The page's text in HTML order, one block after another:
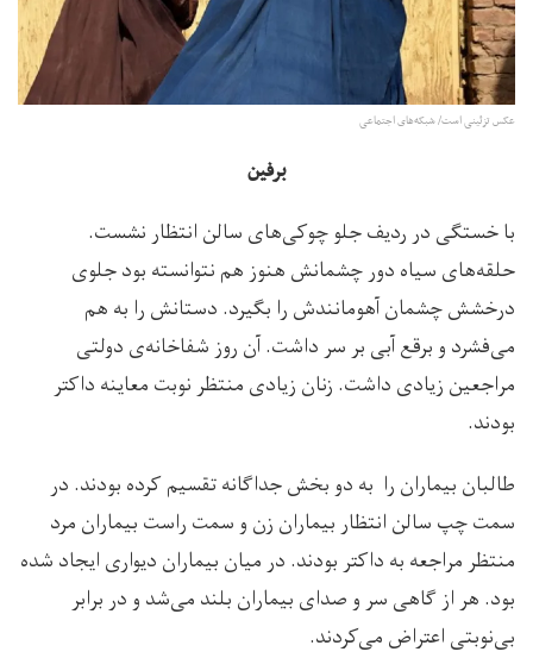
عکس تزئینی است/ شبکه‌های اجتماعی
برفین
با خستگی در ردیف جلو چوکی‌های سالن انتظار نشست.
حلقه‌های سیاه دور چشمانش هنوز هم نتوانسته بود جلوی
درخشش چشمان آهومانندش را بگیرد. دستانش را به هم
می‌فشرد و برقع آبی بر سر داشت. آن روز شفاخانه‌ی دولتی
مراجعین زیادی داشت. زنان زیادی منتظر نوبت معاینه داکتر
بودند.
طالبان بیماران را به دو بخش جداگانه تقسیم کرده بودند. در
سمت چپ سالن انتظار بیماران زن و سمت راست بیماران مرد
منتظر مراجعه به داکتر بودند. در میان بیماران دیواری ایجاد شده
بود. هر از گاهی سر و صدای بیماران بلند می‌شد و در برابر
بی‌نوبتی اعتراض می‌کردند.